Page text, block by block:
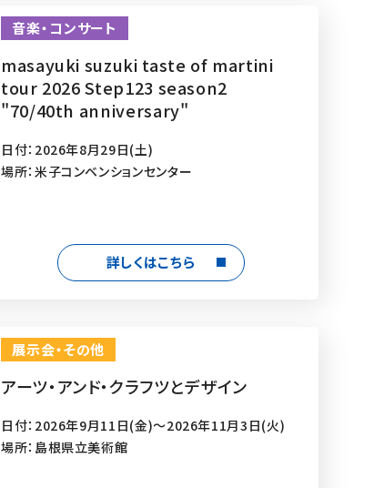
音楽・コンサート
masayuki suzuki taste of martini
tour 2026 Step123 season2
"70/40th anniversary"
日付：2026年8月29日(土)
場所：米子コンベンションセンター
詳しくはこちら
展示会・その他
アーツ・アンド・クラフツとデザイン
日付：2026年9月11日(金)～2026年11月3日(火)
場所：島根県立美術館